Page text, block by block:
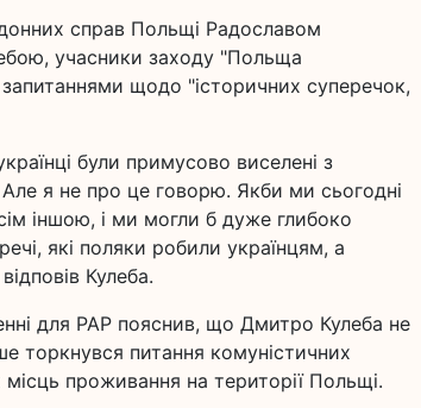
справ Польщі Радославом
учасники заходу "Польща
щодо "історичних суперечок,
були примусово виселені з
я не про це говорю. Якби ми сьогодні
іншою, і ми могли б дуже глибоко
які поляки робили українцям, а
Кулеба.
для PAP пояснив, що Дмитро Кулеба не
торкнувся питання комуністичних
місць проживання на території Польщі.